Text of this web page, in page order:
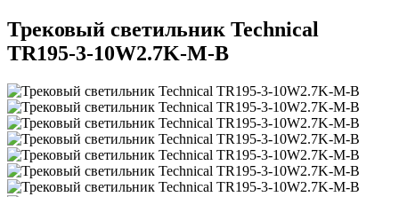
Трековый светильник Technical
TR195-3-10W2.7K-M-B